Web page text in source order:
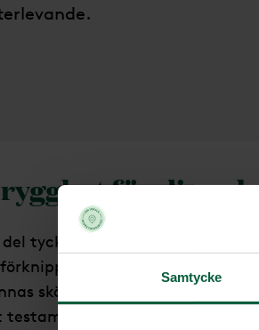
Samtycke
för dig
del tycker att det känns jobbigt
med att vi inte längre
skönt att veta att arvet
testamente är också en